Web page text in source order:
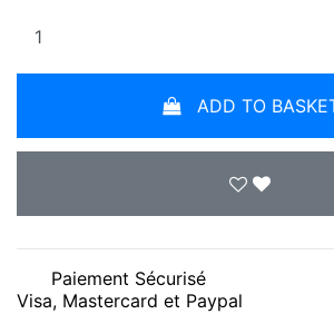
ADD TO
Paiement Sécurisé
Visa, Mastercard et Paypal